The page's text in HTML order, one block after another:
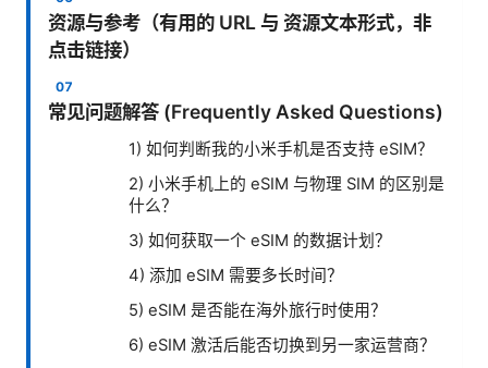
资源与参考（有用的 URL 与 资源文本形式，非
点击链接）
常见问题解答 (Frequently Asked Questions)
1) 如何判断我的小米手机是否支持 eSIM？
2) 小米手机上的 eSIM 与物理 SIM 的区别是
什么？
3) 如何获取一个 eSIM 的数据计划？
4) 添加 eSIM 需要多长时间？
5) eSIM 是否能在海外旅行时使用？
6) eSIM 激活后能否切换到另一家运营商？